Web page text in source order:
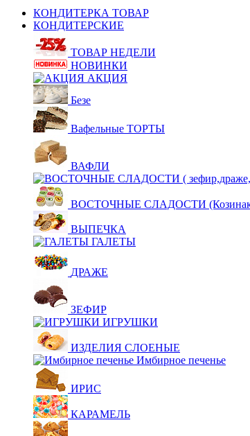
КОНДИТЕРКА ТОВАР
КОНДИТЕРСКИЕ
ТОВАР НЕДЕЛИ
НОВИНКИ
АКЦИЯ
Безе
Вафельные ТОРТЫ
ВАФЛИ
ВОСТОЧНЫЕ СЛАДОСТИ (Козинак,
ВЫПЕЧКА
ГАЛЕТЫ
ДРАЖЕ
ЗЕФИР
ИГРУШКИ
ИЗДЕЛИЯ СЛОЕНЫЕ
Имбирное печенье
ИРИС
КАРАМЕЛЬ